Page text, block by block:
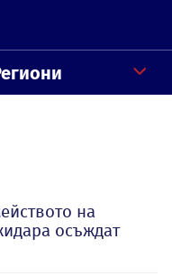
на
осъждат